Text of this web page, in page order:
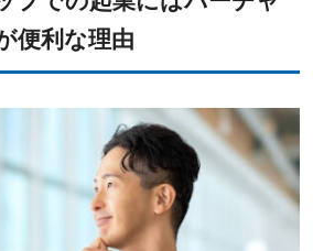
便利な理由